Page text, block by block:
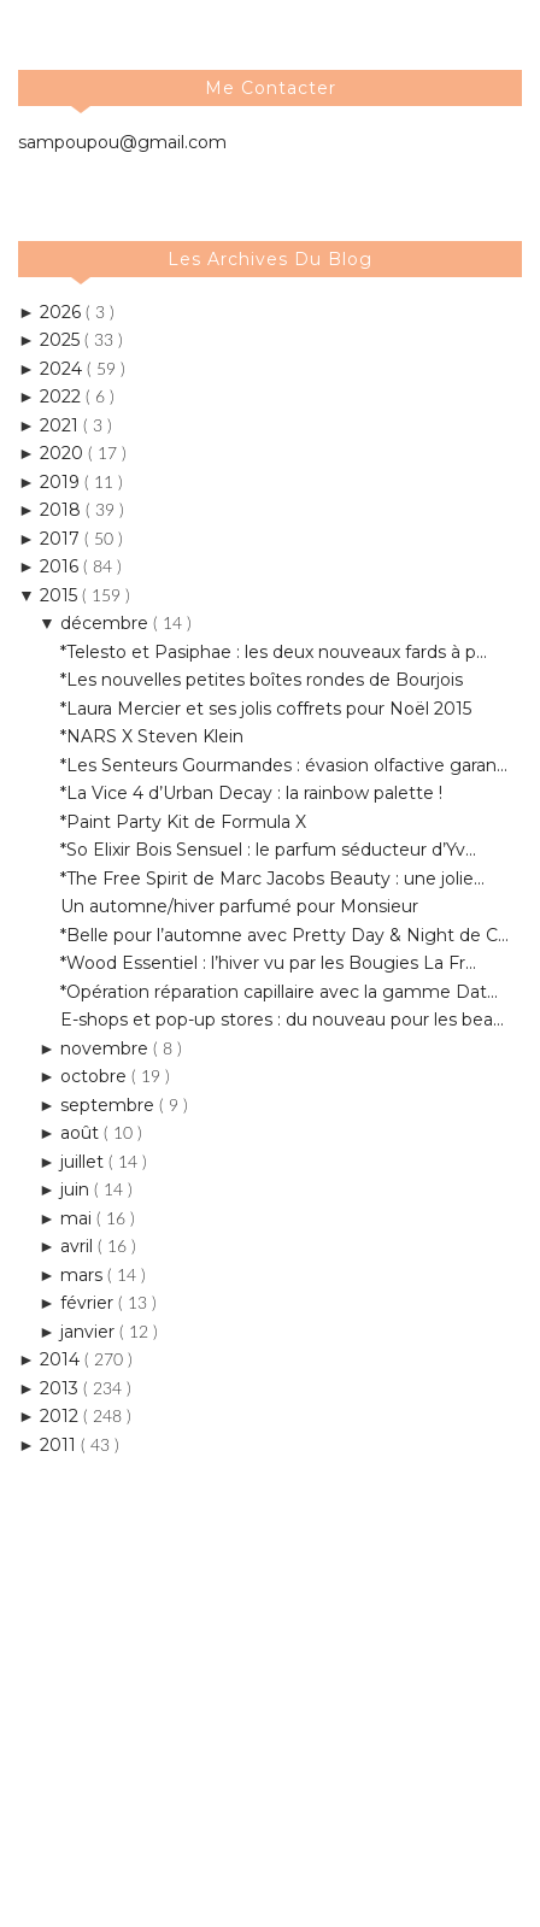
2024
► 2022 ( 6 )
► 2021 ( 3 )
► 2020( 17 )
► 2019 ( 11 )
► 2018( 39 )
► 2017 ( 50 )
► 2016 ( 84 )
▼ 2015 ( 159 )
▼décembre
*Telesto et Pasiphae : les deux nouveaux fards à p...
*Les nouvelles petites boîtes rondes de Bourjois
*Laura Mercier et ses jolis coffrets pour Noël 2015
*NARS X Steven Klein
*Les Senteurs Gourmandes : évasion olfactive garan...
*La Vice 4 d’Urban Decay : la rainbow palette !
*Paint Party Kit de Formula X
*So Elixir Bois Sensuel : le parfum séducteur d’Yv...
*The Free Spirit de Marc Jacobs Beauty : une jolie...
Un automne/hiver parfumé pour Monsieur
*Belle pour l’automne avec Pretty Day & Night de C...
*Wood Essentiel : l’hiver vu par les Bougies La Fr...
*Opération réparation capillaire avec la gamme Dat...
E-shops et pop-up stores : du nouveau pour les bea...
novembre( 8 )
octobre( 19 )
septembre( 9 )
► août( 10 )
► juillet( 14 )
► juin( 14 )
► mai( 16 )
►avril( 16 )
►mars( 14 )
► février( 13 )
► janvier( 12 )
2014( 270 )
2013( 234 )
2012( 248 )
► 2011 ( 43 )